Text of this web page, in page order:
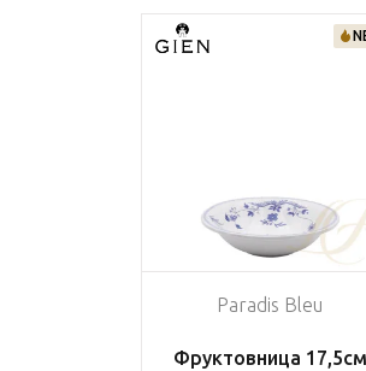
Paradis Bleu
Фруктовница 17,5см